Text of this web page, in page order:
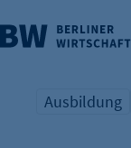
überspringen
Übersicht
Ausbildung
KÖPFE DER